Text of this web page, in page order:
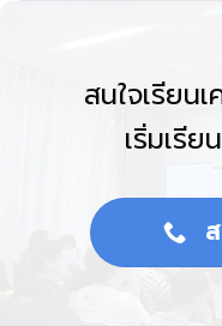
สนใจเรียน
เริ่มเรี